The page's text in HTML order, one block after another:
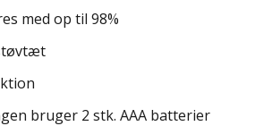
med op til 98%
bruger 2 stk. AAA batterier